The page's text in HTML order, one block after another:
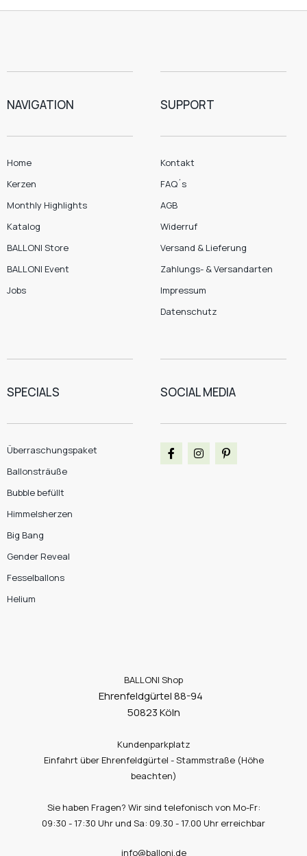
NAVIGATION
Home
Kerzen
Monthly Highlights
Katalog
BALLONI Store
BALLONI Event
Jobs
SUPPORT
Kontakt
FAQ´s
AGB
Widerruf
Versand & Lieferung
Zahlungs- & Versandarten
Impressum
Datenschutz
SPECIALS
Überraschungspaket
Ballonsträuße
Bubble befüllt
Himmelsherzen
Big Bang
Gender Reveal
Fesselballons
Helium
SOCIAL MEDIA
BALLONI Shop
Ehrenfeldgürtel 88-94
50823 Köln
Kundenparkplatz
Einfahrt über Ehrenfeldgürtel - Stammstraße (Höhe
beachten)
Sie haben Fragen? Wir sind telefonisch von Mo-Fr:
09:30 - 17:30 Uhr und Sa: 09.30 - 17.00 Uhr erreichbar
info@balloni.de